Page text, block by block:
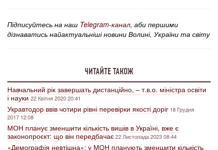
Підписуйтесь на наш Telegram-канал, аби першими
дізнаватись найактуальніші новини Волині, України та світу
ЧИТАЙТЕ ТАКОЖ
Навчальний рік завершать дистанційно, – т.в.о. міністра освіти
і науки22 Квітня 2020 20:41
Укравтодор ввів чотири рівні перевірки якості доріг 18 Грудня
2017 12:08
МОН планує зменшити кількість вишів в Україні, вже є
законопроєкт: що він передбачає22 Листопада 2023 08:44
«Демографія невтішна»: у МОН планують зменшити кількість